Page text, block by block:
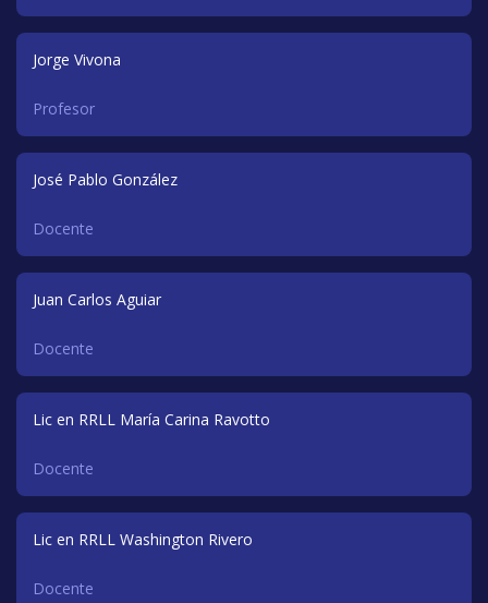
Jorge Vivona
Profesor
José Pablo González
Docente
Juan Carlos Aguiar
Docente
Lic en RRLL María Carina Ravotto
Docente
Lic en RRLL Washington Rivero
Docente